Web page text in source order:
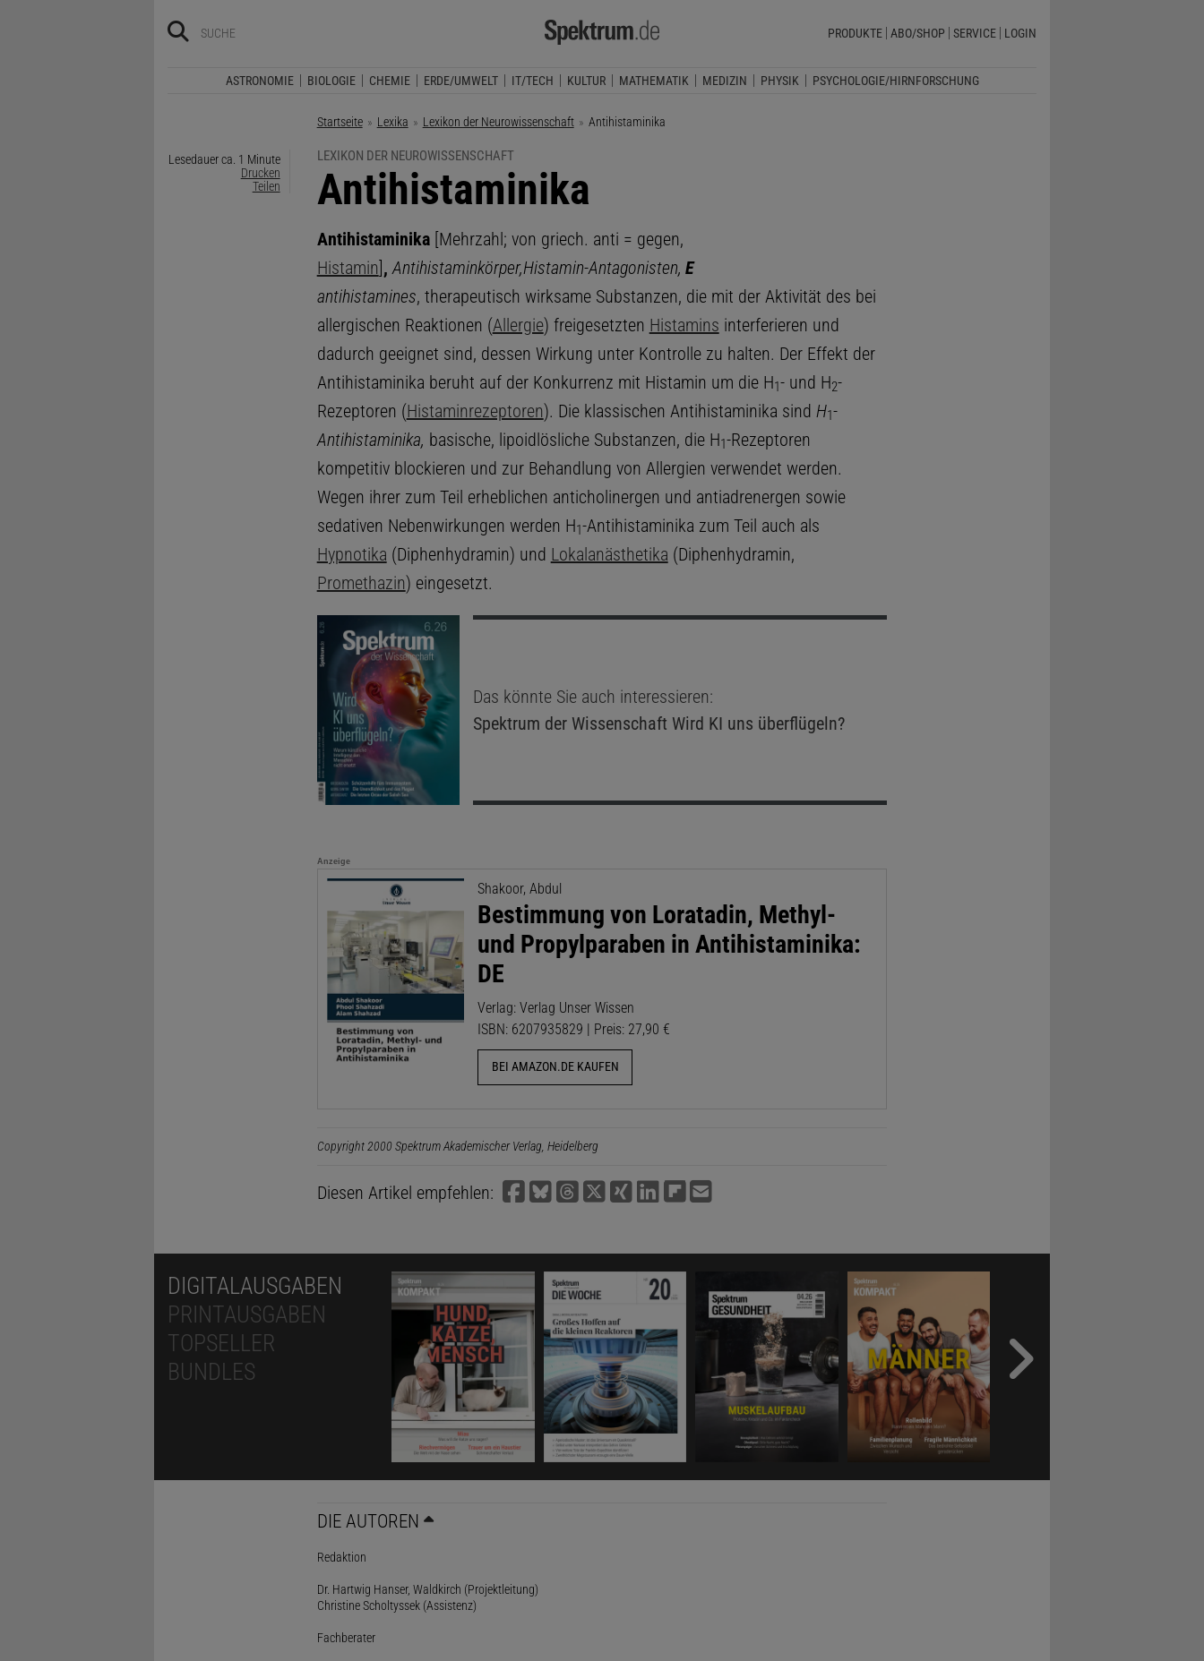
PRODUKTE ABO/SHOP SERVICE LOGIN
ASTRONOMIE BIOLOGIE CHEMIE ERDE/UMWELT IT/TECH KULTUR MATHEMATIK MEDIZIN PHYSIK PSYCHOLOGIE/HIRNFORSCHUNG
Startseite Lexika Lexikon der Neurowissenschaft Aktuelle Seite:
Antihistaminika
Lesedauer ca. 1 Minute
Drucken
Teilen
LEXIKON DER NEUROWISSENSCHAFT
:
Antihistaminika
Antihistaminika[Mehrzahl; von griech. anti = gegen,
Histamin], Antihistaminkörper,Histamin-Antagonisten, E
antihistamines, therapeutisch wirksame Substanzen, die mit der Aktivität des bei
allergischen Reaktionen (Allergie) freigesetzten Histamins interferieren und
dadurch geeignet sind, dessen Wirkung unter Kontrolle zu halten. Der Effekt der
Antihistaminika beruht auf der Konkurrenz mit Histamin um die H1- und H2-
Rezeptoren (Histaminrezeptoren). Die klassischen Antihistaminika sind H1-
Antihistaminika, basische, lipoidlösliche Substanzen, die H1-Rezeptoren
kompetitiv blockieren und zur Behandlung von Allergien verwendet werden.
Wegen ihrer zum Teil erheblichen anticholinergen und antiadrenergen sowie
sedativen Nebenwirkungen werden H1-Antihistaminika zum Teil auch als
Hypnotika (Diphenhydramin) und Lokalanästhetika (Diphenhydramin,
Promethazin) eingesetzt.
Das könnte Sie auch interessieren:
Spektrum der Wissenschaft Wird KI uns überflügeln?
Anzeige
Shakoor, Abdul
Bestimmung von Loratadin, Methyl-
und Propylparaben in Antihistaminika:
DE
Verlag: Verlag Unser Wissen
ISBN: 6207935829 | Preis: 27,90 €
BEI AMAZON.DE KAUFEN
Copyright 2000 Spektrum Akademischer Verlag, Heidelberg
Diesen Artikel empfehlen:
DIGITALAUSGABEN
PRINTAUSGABEN
TOPSELLER
BUNDLES
DIE AUTOREN
Redaktion
Dr. Hartwig Hanser, Waldkirch (Projektleitung)
Christine Scholtyssek (Assistenz)
Fachberater